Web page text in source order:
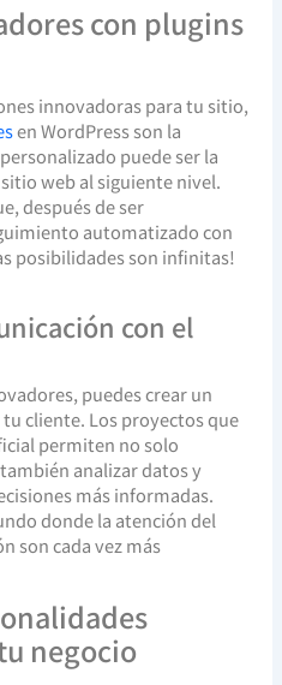
con plugins
innovadoras para tu sitio,
en WordPress son la
puede ser la
web al siguiente nivel.
después de ser
automatizado con
posibilidades son infinitas!
con el
puedes crear un
cliente. Los proyectos que
permiten no solo
analizar datos y
más informadas.
donde la atención del
son cada vez más
negocio